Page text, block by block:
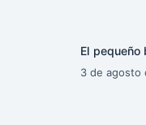
El pequeño
3 de agosto